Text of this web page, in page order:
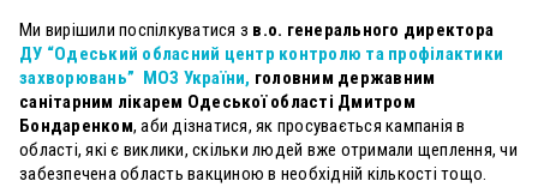
Ми вирішили поспілкуватися з в.о. генерального директора
ДУ “Одеський обласний центр контролю та профілактики
захворювань” МОЗ України, головним державним
санітарним лікарем Одеської області Дмитром
Бондаренком, аби дізнатися, як просувається кампанія в
області, які є виклики, скільки людей вже отримали щеплення, чи
забезпечена область вакциною в необхідній кількості тощо.